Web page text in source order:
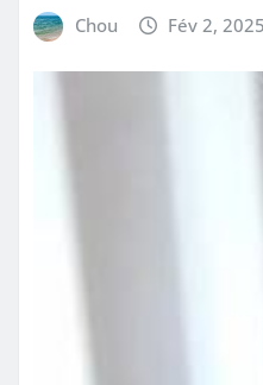
Chou Fév 2, 2025